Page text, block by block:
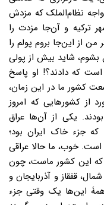
نظام‌الملک که مزدش
ترکیه و آن‌جا مزدت را
از این‌جا بروم پولم را
بشوم، شاید بیش از پولی
که دادند؟! او پاسخ
کشور ما در این زمان،
از کشورهایی که امروز
یکی‌ از آن‌ها عراق
جزء خاک ایران بود؛
است. خوب، ما حالا عراقی
که این کشور ماست، چون
قفقاز و آذربایجان و
این‌ها یک وقتی جزء